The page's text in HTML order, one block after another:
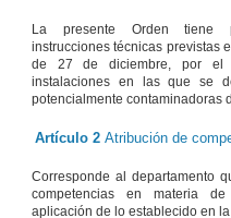
La presente Orden tiene
instrucciones técnicas previstas
de 27 de diciembre, por el
instalaciones en las que se
potencialmente contaminadoras
Artículo 2 Atribución de
Corresponde al departamento
competencias en materia
aplicación de lo establecido en la